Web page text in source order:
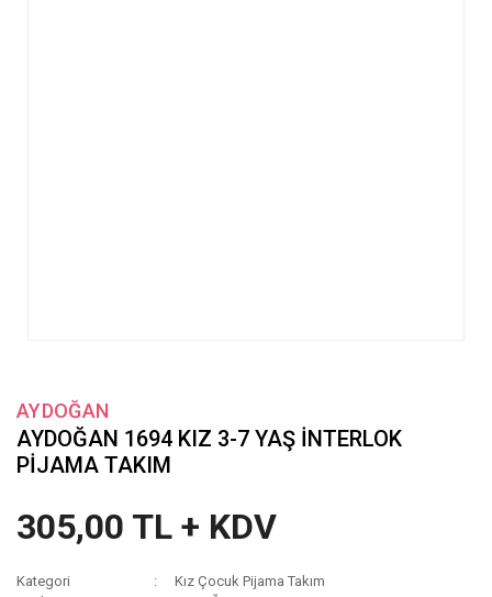
AYDOĞAN
AYDOĞAN 1694 KIZ 3-7 YAŞ İNTERLOK
PİJAMA TAKIM
305,00 TL + KDV
Kategori
Kız Çocuk Pijama Takım